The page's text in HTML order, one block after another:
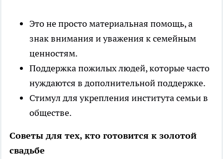
Это не просто материальная помощь, а
знак внимания и уважения к семейным
ценностям.
Поддержка пожилых людей, которые часто
нуждаются в дополнительной поддержке.
Стимул для укрепления института семьи в
обществе.
Советы для тех, кто готовится к золотой
свадьбе